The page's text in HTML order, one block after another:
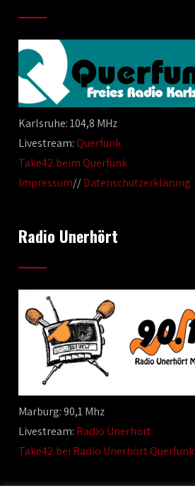
Karlsruhe: 104,8 MHz
Livestream:Querfunk
Take42 beim Querfunk
Impressum//Datenschutzerklärung
Radio Unerhört
Marburg: 90,1 Mhz
Livestream: Radio Unerhört
Take42 bei Radio Unerhört Querfunk